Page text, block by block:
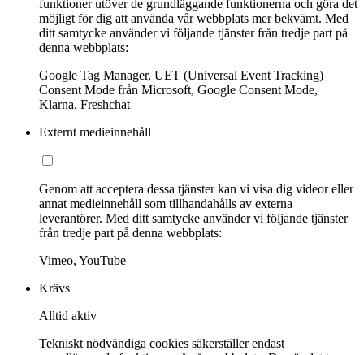
funktioner utöver de grundläggande funktionerna och göra det
möjligt för dig att använda vår webbplats mer bekvämt. Med
ditt samtycke använder vi följande tjänster från tredje part på
denna webbplats:
Google Tag Manager, UET (Universal Event Tracking)
Consent Mode från Microsoft, Google Consent Mode,
Klarna, Freshchat
Externt medieinnehåll
Genom att acceptera dessa tjänster kan vi visa dig videor eller
annat medieinnehåll som tillhandahålls av externa
leverantörer. Med ditt samtycke använder vi följande tjänster
från tredje part på denna webbplats:
Vimeo, YouTube
Krävs
Alltid aktiv
Tekniskt nödvändiga cookies säkerställer endast